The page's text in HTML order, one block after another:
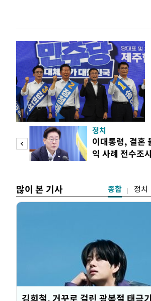
정치
이대통령, 결혼
익 사례 전수조
많이 본 기사 종합 정치
김희철, 거꾸로 걸린 광복절 태극기